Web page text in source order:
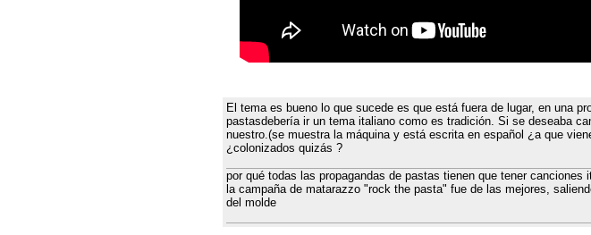
El tema es bueno lo que sucede es que está fuera de lugar, en una
pastasdebería ir un tema italiano como es tradición. Si se deseaba
nuestro.(se muestra la máquina y está escrita en español ¿a que
¿colonizados quizás ?
por qué todas las propagandas de pastas tienen que tener canciones
la campaña de matarazzo "rock the pasta" fue de las mejores,
del molde